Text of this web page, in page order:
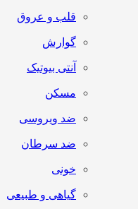
قلب و عروق
گوارش
آنتی‌ بیوتیک
مسکن
ضد ویروسی
ضد سرطان
خونی
گیاهی و طبیعی